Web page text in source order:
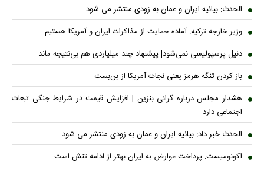
الحدث: بیانیه ایران و عمان به زودی منتشر می شود
وزیر خارجه ترکیه: آماده حمایت از مذاکرات ایران و آمریکا هستیم
دنیل پرسپولیسی نمی‌شود| پیشنهاد چند میلیاردی هم بی‌نتیجه ماند
باز کردن تنگه هرمز یعنی نجات آمریکا از بن‌بست
هشدار مجلس درباره گرانی بنزین | افزایش قیمت در شرایط جنگی تبعات
اجتماعی دارد
الحدث خبر داد: بیانیه ایران و عمان به زودی منتشر می شود
اکونومیست: پرداخت عوارض به ایران بهتر از ادامه تنش است